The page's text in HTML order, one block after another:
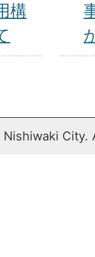
構
City.